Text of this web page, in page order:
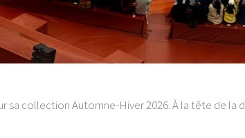
collection Automne-Hiver 2026. À la tête de la